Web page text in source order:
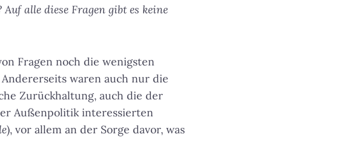
alle diese Fragen gibt es keine
Fragen noch die wenigsten
waren auch nur die
Zurückhaltung, auch die der
Außenpolitik interessierten
), vor allem an der Sorge davor, was